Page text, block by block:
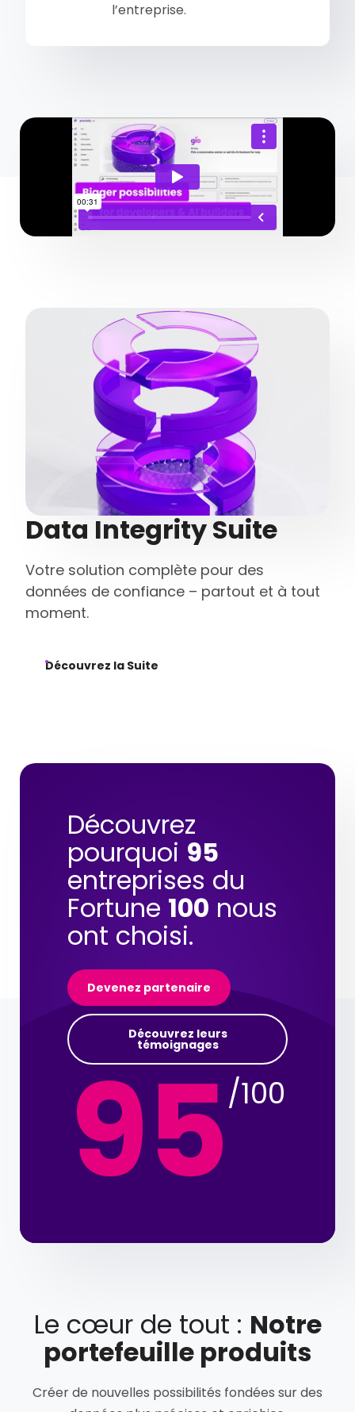
l’entreprise.
Data Integrity Suite
Votre solution complète pour des
données de confiance – partout et à tout
moment.
Découvrez la Suite
Découvrez
pourquoi 95
entreprises du
Fortune 100 nous
ont choisi.
Devenez partenaire
Découvrez leurs
témoignages
/100
95
Le cœur de tout : Notre
portefeuille produits
Créer de nouvelles possibilités fondées sur des